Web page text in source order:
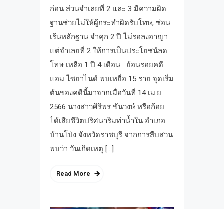
ก่อน ส่วนจำเลยที่ 2 และ 3 มีความผิด
ฐานช่วยไม่ให้ผู้กระทำผิดรับโทษ, ซ่อน
เร้นหลักฐาน จำคุก 2 ปี ไม่รอลงอาญา
แต่จำเลยที่ 2 ให้การเป็นประโยชน์ลด
โทษ เหลือ 1 ปี 4 เดือน ย้อนรอยคดี
แอม ไซยาไนด์ พบเหยื่อ 15 ราย จุดเริ่ม
ต้นของคดีนี้มาจากเมื่อวันที่ 14 เม.ย.
2566 นางสาวศิริพร ขันวงษ์ หรือก้อย
ได้เสียชีวิตปริศนาริมท่าน้ำใน อำเภอ
บ้านโป่ง จังหวัดราชบุรี จากการสืบสวน
พบว่า วันเกิดเหตุ […]
Read More